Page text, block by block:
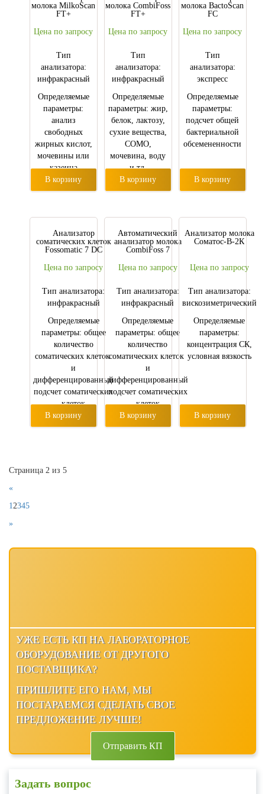
молока MilkoScan
FT+
Цена по запросу
Тип
анализатора:
инфракрасный
Определяемые
параметры:
анализ
свободных
жирных кислот,
мочевины или
казеина
В корзину
молока CombiFoss
FT+
Цена по запросу
Тип
анализатора:
инфракрасный
Определяемые
параметры: жир,
белок, лактозу,
сухие вещества,
СОМО,
мочевина, воду
и тд.
В корзину
молока BactoScan
FC
Цена по запросу
Тип
анализатора:
экспресс
Определяемые
параметры:
подсчет общей
бактериальной
обсемененности
В корзину
Анализатор
соматических клеток
Fossomatic 7 DC
Цена по запросу
Тип анализатора:
инфракрасный
Определяемые
параметры: общее
количество
соматических клеток
и
дифференцированный
подсчет соматических
клеток
В корзину
Автоматический
анализатор молока
CombiFoss 7
Цена по запросу
Тип анализатора:
инфракрасный
Определяемые
параметры: общее
количество
соматических клеток
и
дифференцированный
подсчет соматических
клеток
В корзину
Анализатор молока
Соматос-В-2К
Цена по запросу
Тип анализатора:
вискозиметрический
Определяемые
параметры:
концентрация СК,
условная вязкость
В корзину
Страница 2 из 5
«
1 2345
»
УЖЕ ЕСТЬ КП НА ЛАБОРАТОРНОЕ
ОБОРУДОВАНИЕ ОТ ДРУГОГО
ПОСТАВЩИКА?
ПРИШЛИТЕ ЕГО НАМ, МЫ
ПОСТАРАЕМСЯ СДЕЛАТЬ СВОЕ
ПРЕДЛОЖЕНИЕ ЛУЧШЕ!
Отправить КП
Задать вопрос